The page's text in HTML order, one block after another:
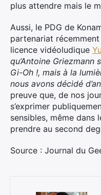
plus attendre mais le
Aussi, le PDG de
partenariat
licence vidéoludique
qu’Antoine Griezmann
Gi-Oh !, mais à la
nous avons décidé
preuve que, de nos
s’exprimer
sensibles, même dans
prendre au second
Source : Journal du